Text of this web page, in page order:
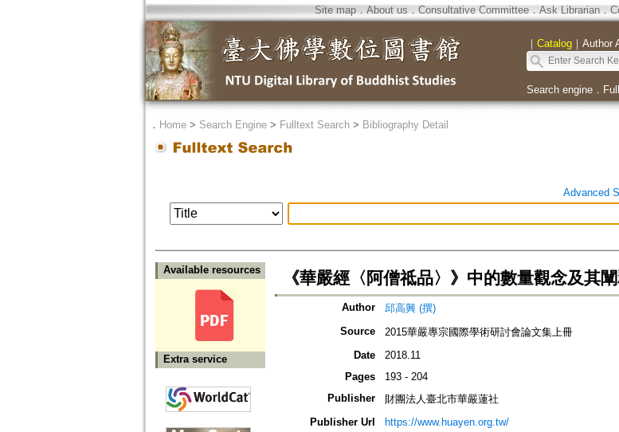
Site map．About us ． Consultative Committee． Ask Librarian．
｜ Catalog｜ Author
Search engine．
． Home> Search Engine> Fulltext Search> Bibliography Detail
Advanced
Available resources
Extra service
《華嚴經〈阿僧祗品〉》中的數量觀念及其
Author
邱高興 (撰)
Source
2015華嚴專宗國際學術研討會論文集上冊
Date
2018.11
Pages
193 - 204
Publisher
財團法人臺北市華嚴蓮社
Publisher Url
https://www.huayen.org.tw/